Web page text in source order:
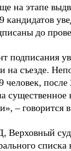
на этапе
кандидатов
до
подписания
съезде.
человек,
существенное
– говорится
Верховный